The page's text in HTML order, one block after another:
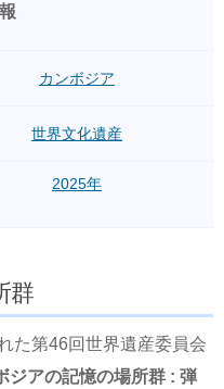
カンボジア
世界文化遺産
2025年
群
た第46回世界遺産委員会
ジアの記憶の場所群 : 弾